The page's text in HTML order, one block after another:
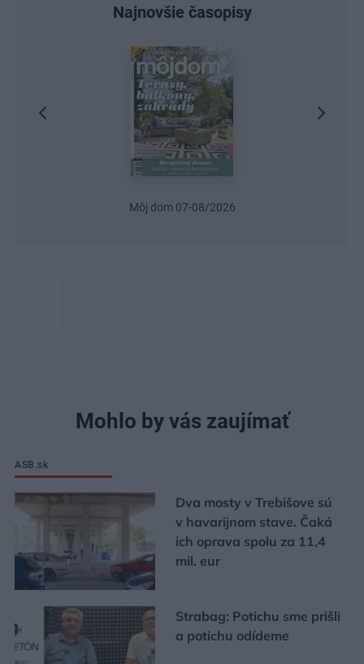
Najnovšie časopisy
Môj dom 07-08/2026
Mohlo by vás zaujímať
ASB.sk
Dva mosty v Trebišove sú
v havarijnom stave. Čaká
ich oprava spolu za 11,4
mil. eur
Strabag: Potichu sme prišli
a potichu odídeme